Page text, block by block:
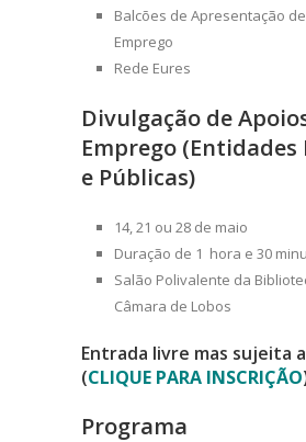
Balcões de Apresentação
Emprego
Rede Eures
Divulgação de
Emprego (Entidades
e Públicas)
14, 21 ou 28 de maio
Duração de 1 hora e 30
Salão Polivalente da
Câmara de Lobos
Entrada livre mas sujeita
(CLIQUE PARA INSCRIÇÃO
Programa